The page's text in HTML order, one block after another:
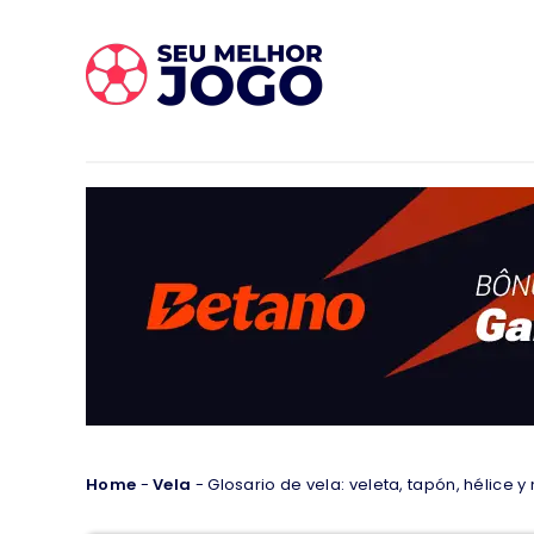
Home -Vela -Glosario de vela: veleta, tapón, hélice y